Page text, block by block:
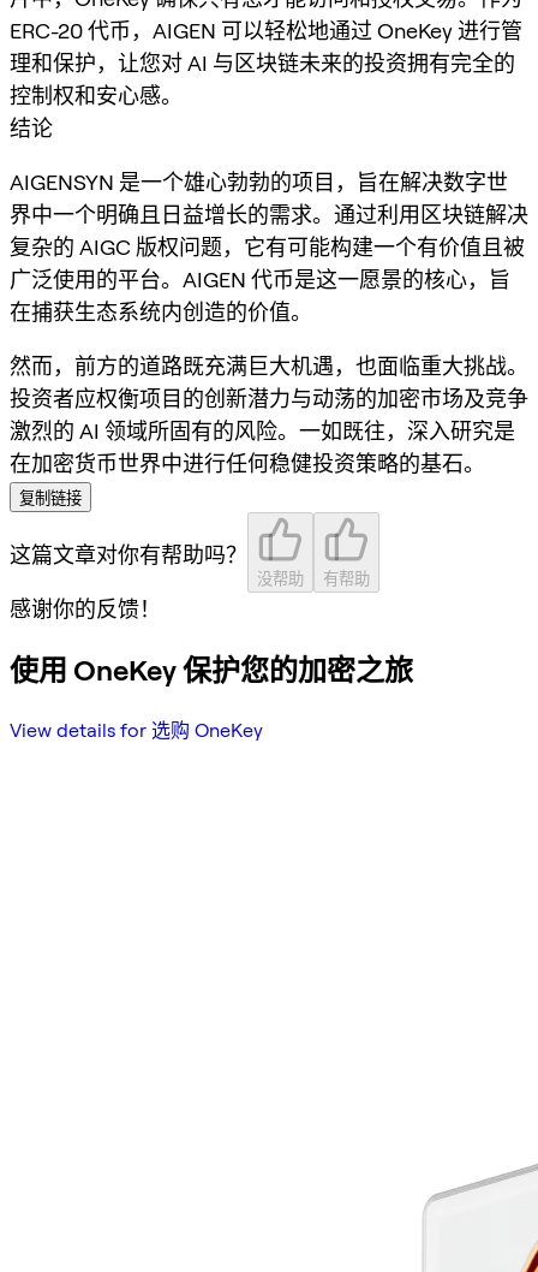
ERC-20 代币，AIGEN 可以轻松地通过 OneKey 进行管
理和保护，让您对 AI 与区块链未来的投资拥有完全的
控制权和安心感。
结论
AIGENSYN 是一个雄心勃勃的项目，旨在解决数字世
界中一个明确且日益增长的需求。通过利用区块链解决
复杂的 AIGC 版权问题，它有可能构建一个有价值且被
广泛使用的平台。AIGEN 代币是这一愿景的核心，旨
在捕获生态系统内创造的价值。
然而，前方的道路既充满巨大机遇，也面临重大挑战。
投资者应权衡项目的创新潜力与动荡的加密市场及竞争
激烈的 AI 领域所固有的风险。一如既往，深入研究是
在加密货币世界中进行任何稳健投资策略的基石。
复制链接
这篇文章对你有帮助吗？
没帮助 有帮助
感谢你的反馈！
使用 OneKey 保护您的加密之旅
View details for 选购 OneKey